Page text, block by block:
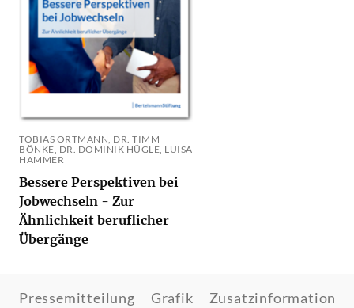
TOBIAS ORTMANN, DR. TIMM
BÖNKE, DR. DOMINIK HÜGLE, LUISA
HAMMER
Bessere Perspektiven bei
Jobwechseln - Zur
Ähnlichkeit beruflicher
Übergänge
Pressemitteilung Grafik Zusatzinformationen